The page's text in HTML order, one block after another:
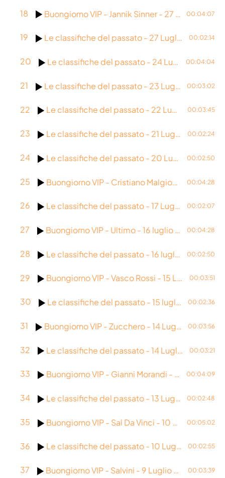
CATEGORIE
Abruzzo
Breakfast
Cinema
Delta1
Fumetti
Giochi
Highlights
Musica
News
Premi
Sanremo
Senza categoria
Sport
18 Buongiorno VIP - Jannik Sinner - 27 Luglio 2026 00:04:07
19 Le classifiche del passato - 27 Luglio 2026 00:02:14
20 Le classifiche del passato - 24 Luglio 2026 00:04:04
21 Le classifiche del passato - 23 Luglio 2026 00:03:02
22 Le classifiche del passato - 22 Luglio 2026 00:03:45
23 Le classifiche del passato - 21 Luglio 2026 00:02:24
24 Le classifiche del passato - 20 Luglio 2026 00:02:50
25 Buongiorno VIP - Cristiano Malgioglio - 17 Luglio 2026 00:04:28
26 Le classifiche del passato - 17 Luglio 2015 00:02:07
27 Buongiorno VIP - Ultimo - 16 luglio 2026 00:04:28
28 Le classifiche del passato - 16 luglio 1985 00:02:50
29 Buongiorno VIP - Vasco Rossi - 15 Luglio 2026 00:03:51
30 Le classifiche del passato - 15 luglio 2003 00:02:36
31 Buongiorno VIP - Zucchero - 14 Luglio 2026 00:03:56
32 Le classifiche del passato - 14 Luglio 1978 00:03:21
33 Buongiorno VIP - Gianni Morandi - 13 Luglio 2026 00:04:09
34 Le classifiche del passato - 13 Luglio 1992 00:02:48
35 Buongiorno VIP - Sal Da Vinci - 10 Luglio 2026 00:05:02
36 Le classifiche del passato - 10 Luglio 1980 00:02:55
37 Buongiorno VIP - Salvini - 9 Luglio 2026 00:03:39